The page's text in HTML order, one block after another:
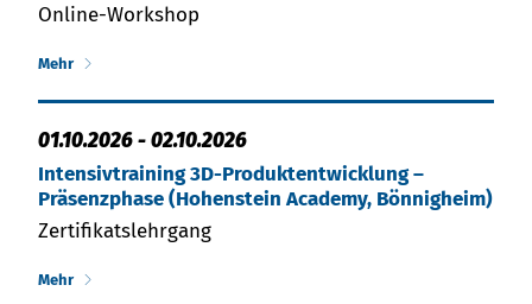
Online-Workshop
Mehr
01.10.2026 - 02.10.2026
Intensiv­training 3D-Produktentwicklung –
Präsenzphase (Hohenstein Academy, Bönnigheim)
Zertifikatslehrgang
Mehr